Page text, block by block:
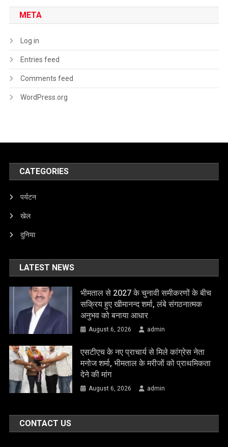
META
Log in
Entries feed
Comments feed
WordPress.org
CATEGORIES
पर्यटन
खेल
दुनिया
LATEST NEWS
भीमताल से 2027 के चुनावी समीकरणों के बीच
सक्रिय हुए खीमानन्द शर्मा, लंबे संगठनात्मक
अनुभव को बनाया आधार
August 6, 2026 admin
एसटीएच के नए प्राचार्य से मिले कांग्रेस नेता
मनोज शर्मा, भीमताल के मरीजों को प्राथमिकता
देने की मांग
August 6, 2026 admin
CONTACT US